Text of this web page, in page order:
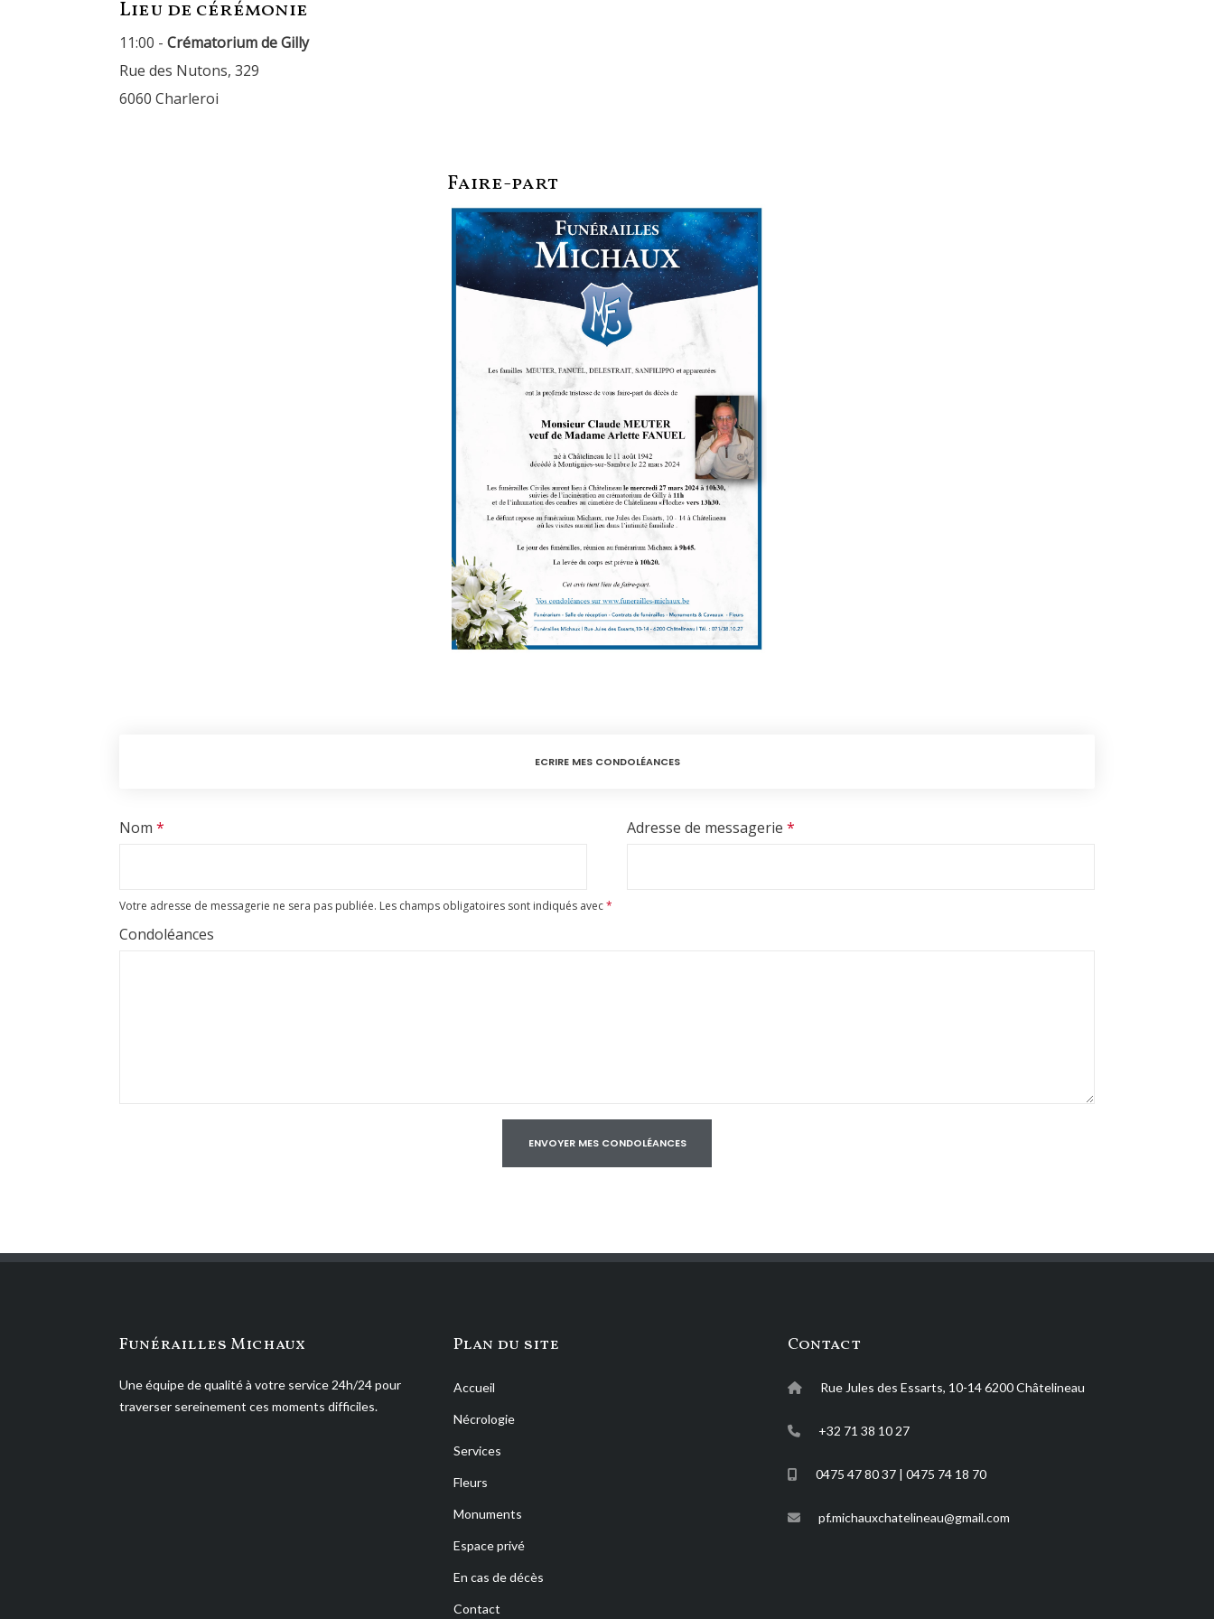
Lieu de cérémonie
11:00 - Crématorium de Gilly
Rue des Nutons, 329
6060 Charleroi
Faire-part
ECRIRE MES CONDOLÉANCES
Votre adresse de messagerie ne sera pas publiée. Les champs obligatoires sont indiqués avec*
Condoléances
Nom * Adresse de messagerie *
Funérailles Michaux
Une équipe de qualité à votre service 24h/24 pour
traverser sereinement ces moments difficiles.
Plan du site
Accueil
Nécrologie
Services
Fleurs
Monuments
Espace privé
En cas de décès
Contact
Contact
Rue Jules des Essarts, 10-14 6200 Châtelineau
+32 71 38 10 27
0475 47 80 37 | 0475 74 18 70
pf.michauxchatelineau@gmail.com